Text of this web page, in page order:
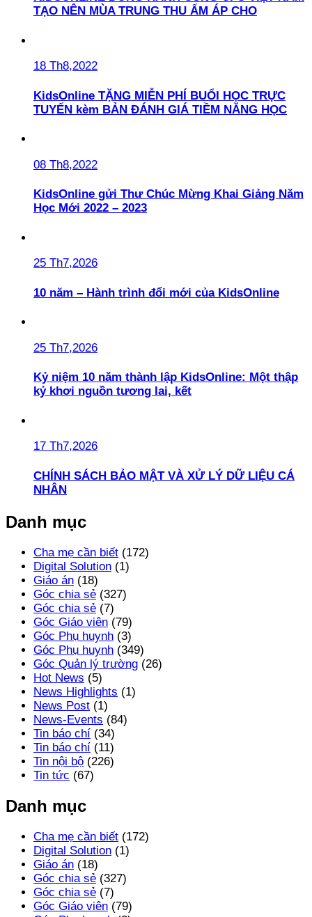
TẠO NÊN MÙA TRUNG THU ẤM ÁP CHO
18 Th8,2022
KidsOnline TẶNG MIỄN PHÍ BUỔI HỌC TRỰC
TUYẾN kèm BẢN ĐÁNH GIÁ TIỀM NĂNG HỌC
08 Th8,2022
KidsOnline gửi Thư Chúc Mừng Khai Giảng Năm
Học Mới 2022 – 2023
25 Th7,2026
10 năm – Hành trình đổi mới của KidsOnline
25 Th7,2026
Kỷ niệm 10 năm thành lập KidsOnline: Một thập
kỷ khơi nguồn tương lai, kết
17 Th7,2026
CHÍNH SÁCH BẢO MẬT VÀ XỬ LÝ DỮ LIỆU CÁ
NHÂN
Danh mục
Cha mẹ cần biết (172)
Digital Solution (1)
Giáo án (18)
Góc chia sẻ (327)
Góc chia sẻ (7)
Góc Giáo viên (79)
Góc Phụ huynh (3)
Góc Phụ huynh (349)
Góc Quản lý trường (26)
Hot News (5)
News Highlights (1)
News Post (1)
News-Events (84)
Tin báo chí (34)
Tin báo chí (11)
Tin nội bộ (226)
Tin tức (67)
Danh mục
Cha mẹ cần biết (172)
Digital Solution (1)
Giáo án (18)
Góc chia sẻ (327)
Góc chia sẻ (7)
Góc Giáo viên (79)